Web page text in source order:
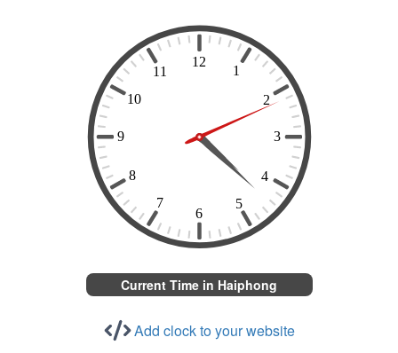
Current Time in Haiphong
Add clock to your website